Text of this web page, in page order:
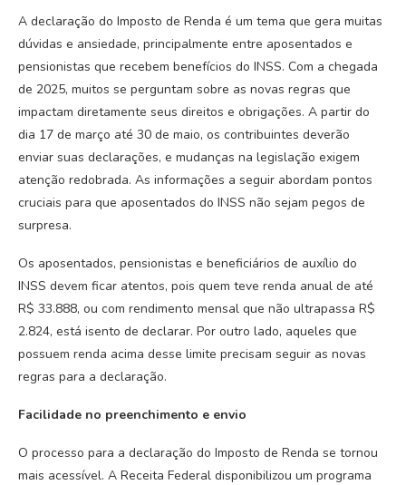
A declaração do Imposto de Renda é um tema que gera muitas
dúvidas e ansiedade, principalmente entre aposentados e
pensionistas que recebem benefícios do INSS. Com a chegada
de 2025, muitos se perguntam sobre as novas regras que
impactam diretamente seus direitos e obrigações. A partir do
dia 17 de março até 30 de maio, os contribuintes deverão
enviar suas declarações, e mudanças na legislação exigem
atenção redobrada. As informações a seguir abordam pontos
cruciais para que aposentados do INSS não sejam pegos de
surpresa.
Os aposentados, pensionistas e beneficiários de auxílio do
INSS devem ficar atentos, pois quem teve renda anual de até
R$ 33.888, ou com rendimento mensal que não ultrapassa R$
2.824, está isento de declarar. Por outro lado, aqueles que
possuem renda acima desse limite precisam seguir as novas
regras para a declaração.
Facilidade no preenchimento e envio
O processo para a declaração do Imposto de Renda se tornou
mais acessível. A Receita Federal disponibilizou um programa